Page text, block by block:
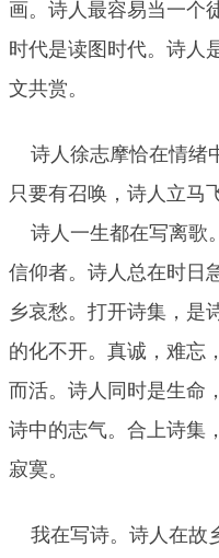
画。诗人最容易当一个
时代是读图时代。诗人
文共赏。
诗人徐志摩恰在情绪
只要有召唤，诗人立马
诗人一生都在写离歌
信仰者。诗人总在时日
乡哀愁。打开诗集，是
的化不开。真诚，难忘
而活。诗人同时是生命
诗中的志气。合上诗集
寂寞。
我在写诗。诗人在故